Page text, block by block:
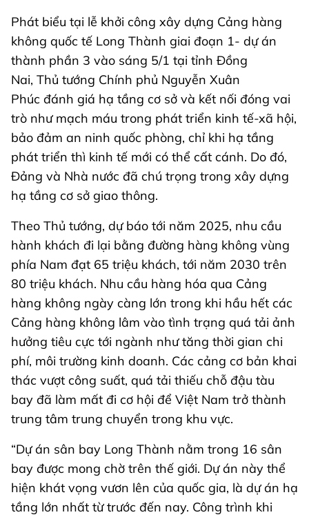
Phát biểu tại lễ khởi công xây dựng Cảng hàng
không quốc tế Long Thành giai đoạn 1- dự án
thành phần 3 vào sáng 5/1 tại tỉnh Đồng
Nai, Thủ tướng Chính phủ Nguyễn Xuân
Phúc đánh giá hạ tầng cơ sở và kết nối đóng vai
trò như mạch máu trong phát triển kinh tế-xã hội,
bảo đảm an ninh quốc phòng, chỉ khi hạ tầng
phát triển thì kinh tế mới có thể cất cánh. Do đó,
Đảng và Nhà nước đã chú trọng trong xây dựng
hạ tầng cơ sở giao thông.
Theo Thủ tướng, dự báo tới năm 2025, nhu cầu
hành khách đi lại bằng đường hàng không vùng
phía Nam đạt 65 triệu khách, tới năm 2030 trên
80 triệu khách. Nhu cầu hàng hóa qua Cảng
hàng không ngày càng lớn trong khi hầu hết các
Cảng hàng không lâm vào tình trạng quá tải ảnh
hưởng tiêu cực tới ngành như tăng thời gian chi
phí, môi trường kinh doanh. Các cảng cơ bản khai
thác vượt công suất, quá tải thiếu chỗ đậu tàu
bay đã làm mất đi cơ hội để Việt Nam trở thành
trung tâm trung chuyển trong khu vực.
“Dự án sân bay Long Thành nằm trong 16 sân
bay được mong chờ trên thế giới. Dự án này thể
hiện khát vọng vươn lên của quốc gia, là dự án hạ
tầng lớn nhất từ trước đến nay. Công trình khi